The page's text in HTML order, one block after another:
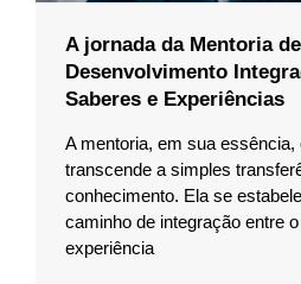
A jornada da Mentoria de
Desenvolvimento
Saberes e Experiências
A mentoria, em sua essência,
transcende a simples
conhecimento. Ela se
caminho de integração entre
experiência